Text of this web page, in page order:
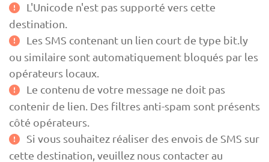
L'Unicode n'est pas supporté vers cette
destination.
Les SMS contenant un lien court de type bit.ly
ou similaire sont automatiquement bloqués par les
opérateurs locaux.
Le contenu de votre message ne doit pas
contenir de lien. Des filtres anti-spam sont présents
côté opérateurs.
Si vous souhaitez réaliser des envois de SMS sur
cette destination, veuillez nous contacter au